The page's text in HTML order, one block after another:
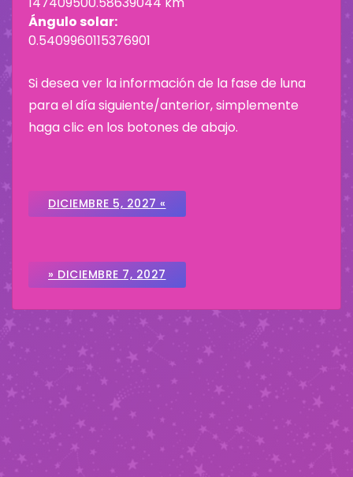
Ángulo solar:
0.5409960115376901
Si desea ver la información de la fase de luna
para el día siguiente/anterior, simplemente
haga clic en los botones de abajo.
DICIEMBRE 5, 2027 «
» DICIEMBRE 7, 2027